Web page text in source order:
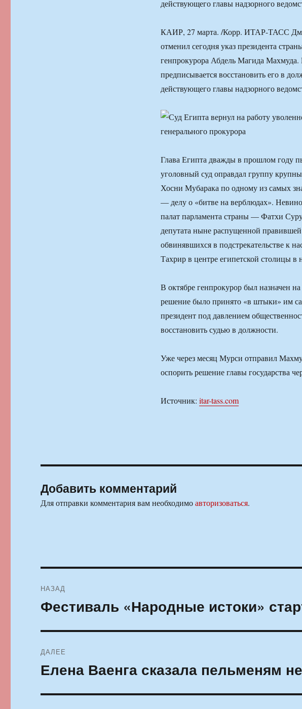
действующего главы надзорного
КАИР, 27 марта. /Корр. ИТАР-ТАСС
отменил сегодня указ президента
генпрокурора Абдель Магида
предписывается восстановить его в
действующего главы надзорного
Глава Египта дважды в прошлом году
уголовный суд оправдал группу
Хосни Мубарака по одному из самых
— делу о «битве на верблюдах».
палат парламента страны — Фатхи
депутата ныне распущенной
обвинявшихся в подстрекательстве к
Тахрир в центре египетской столицы в
В октябре генпрокурор был назначен
решение было принято «в штыки» им
президент под давлением
восстановить судью в должности.
Уже через месяц Мурси отправил
оспорить решение главы государства
Источник: itar-tass.com
Добавить комментарий
Для отправки комментария вам необходимоавторизоваться.
по
НАЗАД
Предыдущая
Фестиваль «Народные истоки»
ДАЛЕЕ
Следующая
Елена Ваенга сказала пельменям